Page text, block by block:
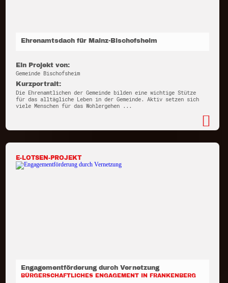
Ehrenamtsdach für Mainz-Bischofsheim
Ein Projekt von:
Gemeinde Bischofsheim
Kurzportrait:
Die Ehrenamtlichen der Gemeinde bilden eine wichtige Stütze
für das alltägliche Leben in der Gemeinde. Aktiv setzen sich
viele Menschen für das Wohlergehen ...
E-LOTSEN-PROJEKT
Engagementförderung durch Vernetzung
BÜRGERSCHAFTLICHES ENGAGEMENT IN FRANKENBERG